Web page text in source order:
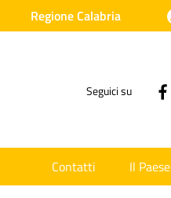
Regione Calabria
Seguici su
Contatti Il Paese